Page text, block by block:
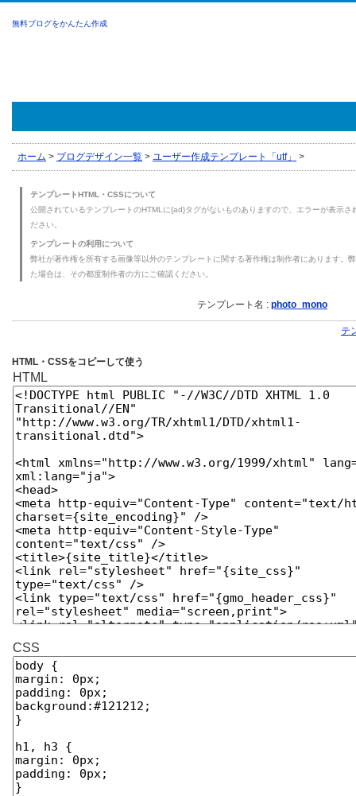
無料ブログをかんたん作成
ホーム > ブログデザイン一覧 > ユーザー作成テンプレート「utf」 >
テンプレートHTML・CSSについて
公開されているテンプレートのHTMLに{ad}タグがないものありますので、エラーが表示
ださい。
テンプレートの利用について
弊社が著作権を所有する画像等以外のテンプレートに関する著作権は制作者にあります。
た場合は、その都度制作者の方にご確認ください。
テンプレート名 : photo_mono
テ
HTML・CSSをコピーして使う
HTML
CSS